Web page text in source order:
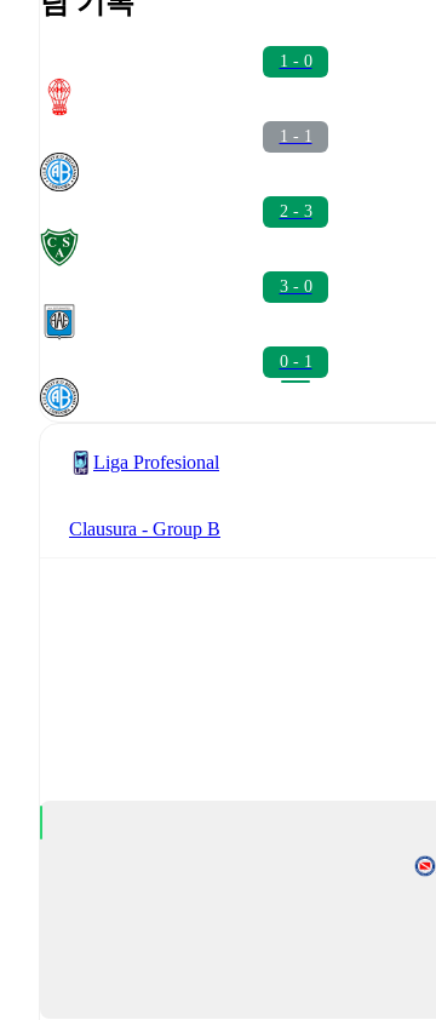
1 - 0
1 - 1
2 - 3
3 - 0
0 - 1
Liga Profesional
Clausura - Group B